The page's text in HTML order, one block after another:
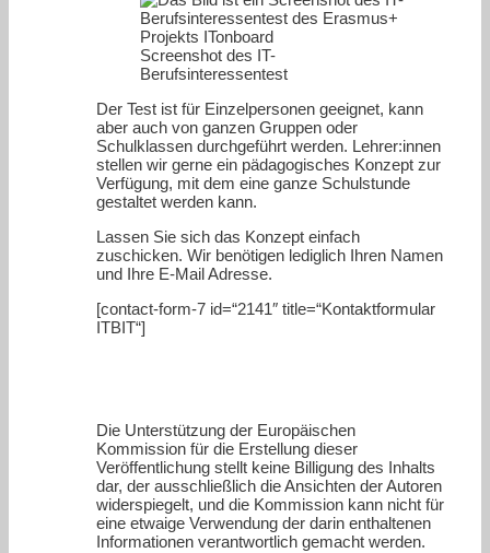
Screenshot des IT-
Berufsinteressentest
Der Test ist für Einzelpersonen geeignet, kann
aber auch von ganzen Gruppen oder
Schulklassen durchgeführt werden. Lehrer:innen
stellen wir gerne ein pädagogisches Konzept zur
Verfügung, mit dem eine ganze Schulstunde
gestaltet werden kann.
Lassen Sie sich das Konzept einfach
zuschicken. Wir benötigen lediglich Ihren Namen
und Ihre E-Mail Adresse.
[contact-form-7 id=“2141″ title=“Kontaktformular
ITBIT“]
Die Unterstützung der Europäischen
Kommission für die Erstellung dieser
Veröffentlichung stellt keine Billigung des Inhalts
dar, der ausschließlich die Ansichten der Autoren
widerspiegelt, und die Kommission kann nicht für
eine etwaige Verwendung der darin enthaltenen
Informationen verantwortlich gemacht werden.